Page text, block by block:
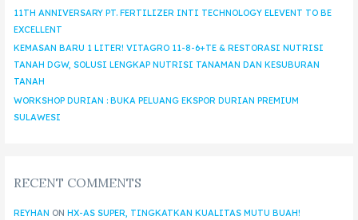
11TH ANNIVERSARY PT. FERTILIZER INTI TECHNOLOGY ELEVENT TO BE
EXCELLENT
KEMASAN BARU 1 LITER! VITAGRO 11-8-6+TE & RESTORASI NUTRISI
TANAH DGW, SOLUSI LENGKAP NUTRISI TANAMAN DAN KESUBURAN
TANAH
WORKSHOP DURIAN : BUKA PELUANG EKSPOR DURIAN PREMIUM
SULAWESI
RECENT COMMENTS
REYHAN ON HX-AS SUPER, TINGKATKAN KUALITAS MUTU BUAH!